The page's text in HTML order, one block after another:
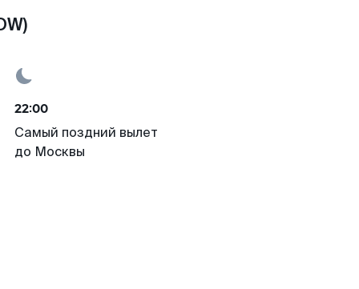
22:00
Самый поздний вылет
до Москвы